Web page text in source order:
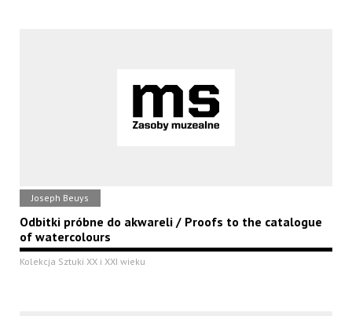
Joseph Beuys
Odbitki próbne do akwareli / Proofs to the catalogue
of watercolours
Kolekcja Sztuki XX i XXI wieku